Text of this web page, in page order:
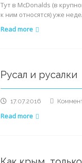
Тут в McDonalds (в
к ним относятся) уже
Read more
Русал и русалки
17.07.2016
Read more